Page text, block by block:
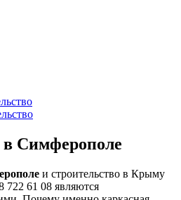
Симферополе
и строительство в Крыму
722 61 08 являются